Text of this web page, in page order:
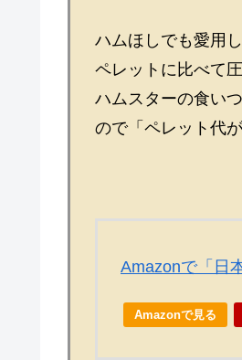
ハムほしでも愛用
ペレットに比べて
ハムスターの食い
ので「ペレット代
Amazonで「日
Amazonで見る